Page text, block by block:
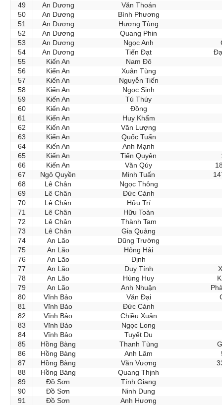
49
An Dương
Văn Thoán
50
An Dương
Bình Phương
51
An Dương
Hương Tùng
52
An Dương
Quang Phin
53
An Dương Ngọc Anh
54
An Dương Tiến Đạt
55
Kiến An
Nam Đô
56
Kiến An
Xuân Tùng
57
Kiến An
Nguyễn Tiến
58
Kiến An
Ngọc Sinh
59
Kiến An
Tú Thúy
60
Kiến An
Đồng
61
Kiến An
Huy Khấm
62
Kiến An
Văn Lượng
63
Kiến An
Quốc Tuấn
64
Kiến An
Anh Mạnh
65
Kiến An Tiến Quyên
66
Kiến An Văn Qúy
67
Ngô Quyền Minh Tuấn
68
Lê Chân
Ngọc Thông
69
Lê Chân
Đức Cảnh
70
Lê Chân
Hữu Trí
71
Lê Chân
Hữu Toàn
72
Lê Chân
Thành Tam
73
Lê Chân
Gia Quảng
74
An Lão
Dũng Trường
75
An Lão
Hông Hải
76
An Lão
Định
77
An Lão Duy Tính
78
An Lão Hùng Huy
79
An Lão Anh Nhuận
80
Vĩnh Bảo Văn Đại
81
Vĩnh Bảo
Đức Cảnh
82
Vĩnh Bảo
Chiều Xuân
83
Vĩnh Bảo
Ngọc Long
84
Vĩnh Bảo
Tuyết Du
85
Hồng Bàng Thanh Tùng
86
Hồng Bàng Anh Lâm
87
Hồng Bàng Văn Vượng
88
Hồng Bàng
Quang Thịnh
89
Đồ Sơn
Tính Giang
90
Đồ Sơn
Ninh Dung
91
Đồ Sơn
Anh Hương